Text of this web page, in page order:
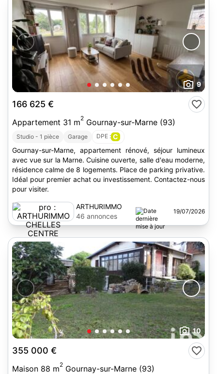
9
166 625 €
Appartement 31 m2 Gournay-sur-Marne (93)
Studio - 1 pièce Garage DPE : C
Gournay-sur-Marne, appartement rénové, séjour lumineux
avec vue sur la Marne. Cuisine ouverte, salle d'eau moderne,
résidence calme de 8 logements. Place de parking privative.
Idéal pour premier achat ou investissement. Contactez-nous
pour visiter.
ARTHURIMMO
CHELLES CENTRE
46 annonces
19/07/2026
10
355 000 €
Maison 88 m2 Gournay-sur-Marne (93)